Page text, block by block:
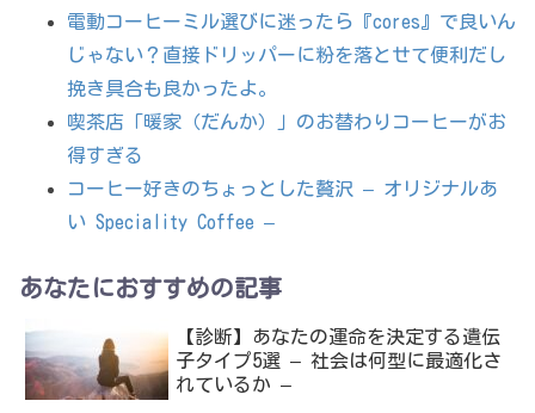
電動コーヒーミル選びに迷ったら『cores』で良いん
じゃない？直接ドリッパーに粉を落とせて便利だし
挽き具合も良かったよ。
喫茶店「暖家（だんか）」のお替わりコーヒーがお
得すぎる
コーヒー好きのちょっとした贅沢 – オリジナルあ
い Speciality Coffee –
あなたにおすすめの記事
【診断】あなたの運命を決定する遺伝
子タイプ5選 – 社会は何型に最適化さ
れているか –